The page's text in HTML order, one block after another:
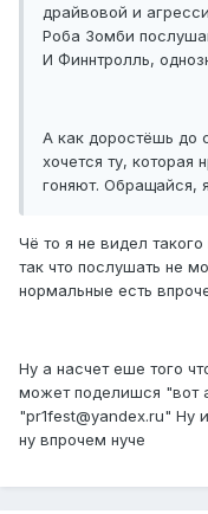
драйвовой и
Роба Зомби
И Финнтролль,
А как доростёшь до
хочется ту, которая
гоняют. Обращайся,
Чё то я не видел
так что послушать не
нормальные есть
Ну а насчет еше того
может поделишся "вот
"pr1fest@yandex.ru" Ну
ну впрочем нуче